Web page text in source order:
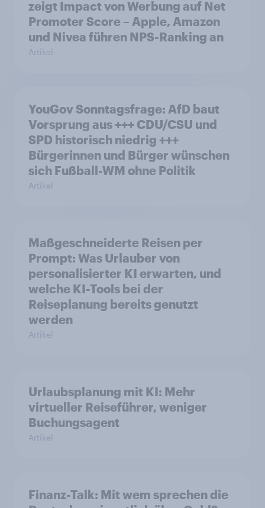
zeigt Impact von Werbung auf Net
Promoter Score – Apple, Amazon
und Nivea führen NPS-Ranking an
Artikel
YouGov Sonntagsfrage: AfD baut
Vorsprung aus +++ CDU/CSU und
SPD historisch niedrig +++
Bürgerinnen und Bürger wünschen
sich Fußball-WM ohne Politik
Artikel
Maßgeschneiderte Reisen per
Prompt: Was Urlauber von
personalisierter KI erwarten, und
welche KI-Tools bei der
Reiseplanung bereits genutzt
werden
Artikel
Urlaubsplanung mit KI: Mehr
virtueller Reiseführer, weniger
Buchungsagent
Artikel
Finanz-Talk: Mit wem sprechen die